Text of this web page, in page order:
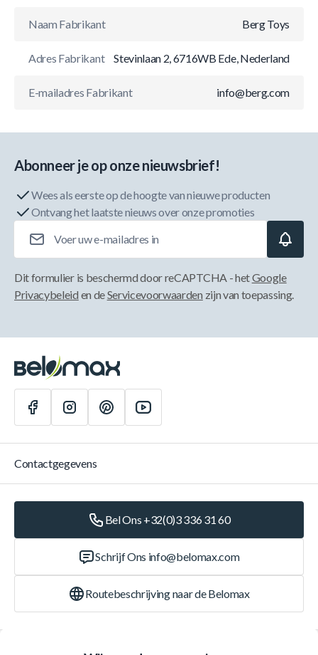
Naam Fabrikant Berg Toys
Adres Fabrikant Stevinlaan 2, 6716WB Ede, Nederland
E-mailadres Fabrikant info@berg.com
Abonneer je op onze nieuwsbrief!
Wees als eerste op de hoogte van nieuwe producten
Ontvang het laatste nieuws over onze promoties
Dit formulier is beschermd door reCAPTCHA - hetGoogle
Privacybeleid en deServicevoorwaarden zijn van toepassing.
Contactgegevens
Bel Ons +32(0)3 336 31 60
Schrijf Ons info@belomax.com
Routebeschrijving naar de Belomax